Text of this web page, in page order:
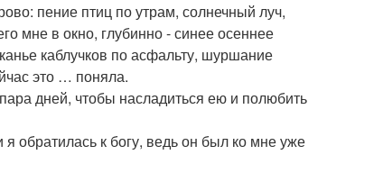
пение птиц по утрам, солнечный луч,
мне в окно, глубинно - синее осеннее
каблучков по асфальту, шуршание
это … поняла.
дней, чтобы насладиться ею и полюбить
обратилась к богу, ведь он был ко мне уже